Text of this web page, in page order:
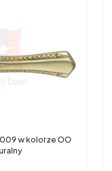
009 w kolorze OO